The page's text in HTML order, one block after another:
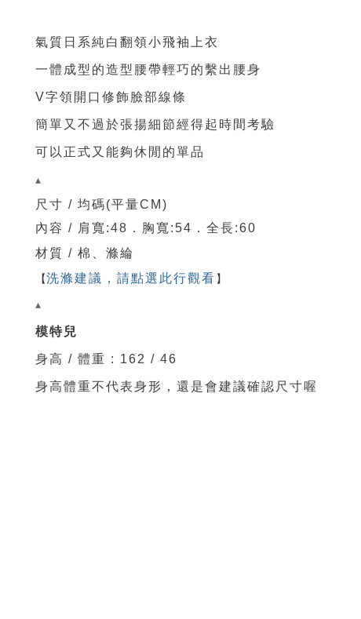
氣質日系純白翻領小飛袖上衣
一體成型的造型腰帶輕巧的繫出腰身
V字領開口修飾臉部線條
簡單又不過於張揚細節經得起時間考驗
可以正式又能夠休閒的單品
▴
尺寸 / 均碼(平量CM)
內容 / 肩寬:48．
胸寬 :54 ． 全長:60
材質 / 棉、滌綸
【洗滌建議，請點選此行觀看 】
▴
模特兒
身高 / 體重 : 162 / 46
身高體重不代表身形，還是會建議確認尺寸喔